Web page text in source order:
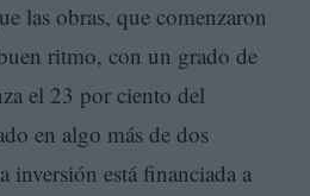
las obras, que comenzaron
ritmo, con un grado de
el 23 por ciento del
en algo más de dos
inversión está financiada a